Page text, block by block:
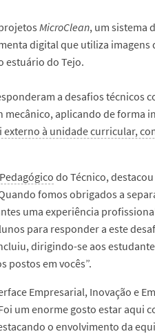
MicroClean, um sistema
digital que utiliza
estuário do Tejo.
a desafios técnicos
mecânico, aplicando de forma
à unidade curricular,
do Técnico,
fomos obrigados a
uma experiência
para responder a este
dirigindo-se aos
postos em vocês”.
Empresarial, Inovação e
um enorme gosto estar aqui
o envolvimento da